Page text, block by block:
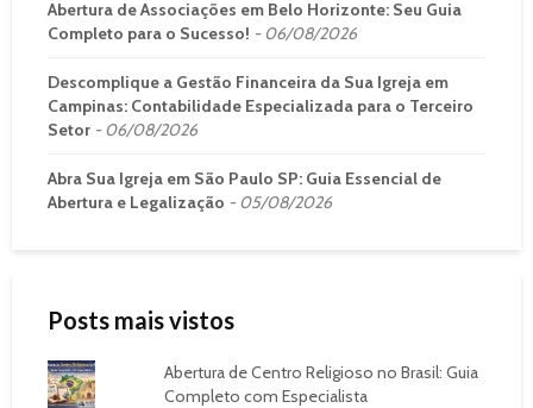
Abertura de Associações em Belo Horizonte: Seu Guia
Completo para o Sucesso!
06/08/2026
Descomplique a Gestão Financeira da Sua Igreja em
Campinas: Contabilidade Especializada para o Terceiro
Setor
06/08/2026
Abra Sua Igreja em São Paulo SP: Guia Essencial de
Abertura e Legalização
05/08/2026
Posts mais vistos
Abertura de Centro Religioso no Brasil: Guia
Completo com Especialista